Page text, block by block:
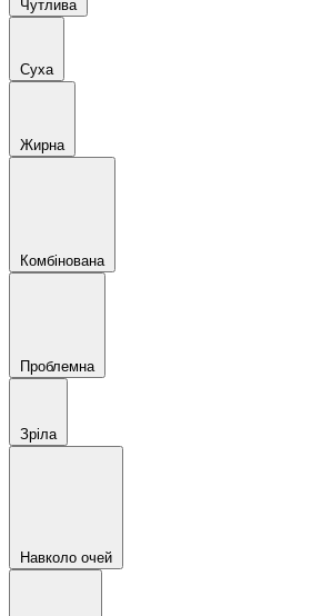
Чутлива
Суха
Жирна
Комбінована
Проблемна
Зріла
Навколо очей